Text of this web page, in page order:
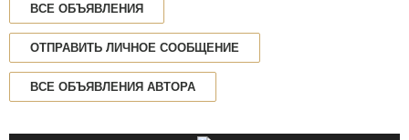
ВСЕ ОБЪЯВЛЕНИЯ
ОТПРАВИТЬ ЛИЧНОЕ СООБЩЕНИЕ
ВСЕ ОБЪЯВЛЕНИЯ АВТОРА